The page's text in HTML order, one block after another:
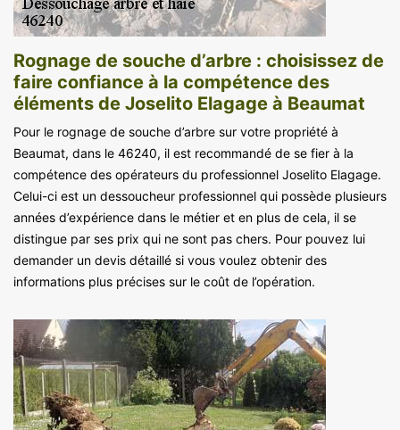
Rognage de souche d’arbre : choisissez de
faire confiance à la compétence des
éléments de Joselito Elagage à Beaumat
Pour le rognage de souche d’arbre sur votre propriété à
Beaumat, dans le 46240, il est recommandé de se fier à la
compétence des opérateurs du professionnel Joselito Elagage.
Celui-ci est un dessoucheur professionnel qui possède plusieurs
années d’expérience dans le métier et en plus de cela, il se
distingue par ses prix qui ne sont pas chers. Pour pouvez lui
demander un devis détaillé si vous voulez obtenir des
informations plus précises sur le coût de l’opération.